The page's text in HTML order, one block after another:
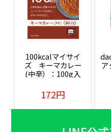
100kcalマイサイ
ズ　キーマカレー
(中辛）：100g入
172円
販売価格(税込)
ア